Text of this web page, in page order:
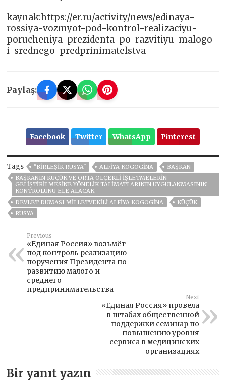
kaynak:https://er.ru/activity/news/edinaya-
rossiya-vozmyot-pod-kontrol-realizaciyu-
porucheniya-prezidenta-po-razvitiyu-malogo-
i-srednego-predprinimatelstva
Paylaş:
Facebook Twitter WhatsApp Pinterest
Tags "BIRLEŞIK RUSYA" ALFIYA KOGOGINA
BAŞKAN
BAŞKANIN KÜÇÜK VE ORTA ÖLÇEKLI IŞLETMELERIN
GELIŞTIRILMESINE YÖNELIK TALIMATLARININ UYGULANMASININ
KONTROLÜNÜ ELE ALACAK
DEVLET DUMASI MILLETVEKILI ALFIYA KOGOGINA
KÜÇÜK
RUSYA
Previous
«Единая Россия» возьмёт
под контроль реализацию
поручения Президента по
развитию малого и
среднего
предпринимательства
Next
«Единая Россия» провела
в штабах общественной
поддержки семинар по
повышению уровня
сервиса в медицинских
организациях
Bir yanıt yazın